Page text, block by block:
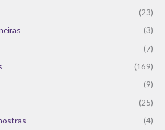
(23)
(3)
(7)
(169)
(9)
(25)
(4)